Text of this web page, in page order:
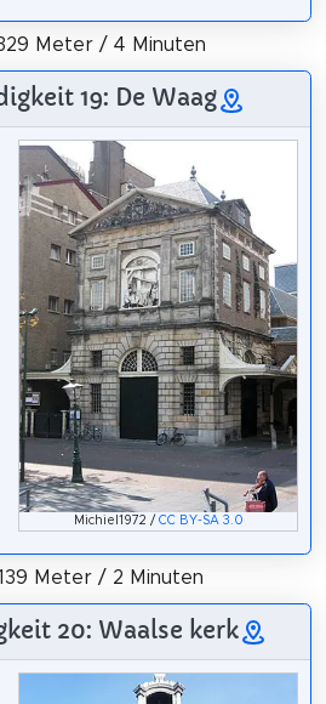
Meter / 4 Minuten
19: De Waag
Michiel1972 / CC BY-SA 3.0
Meter / 2 Minuten
20: Waalse kerk